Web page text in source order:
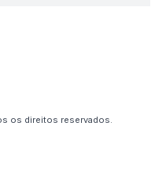
os direitos reservados.